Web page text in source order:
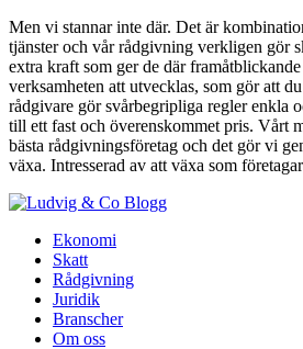
Men vi stannar inte där. Det är
tjänster och vår rådgivning verkligen gör
extra kraft som ger de där
verksamheten att utvecklas, som gör att
rådgivare gör svårbegripliga regler enkla
till ett fast och överenskommet pris. Vårt
bästa rådgivningsföretag och det gör vi
växa. Intresserad av att växa som
Blogg
Ekonomi
Skatt
Rådgivning
Juridik
Branscher
Om oss